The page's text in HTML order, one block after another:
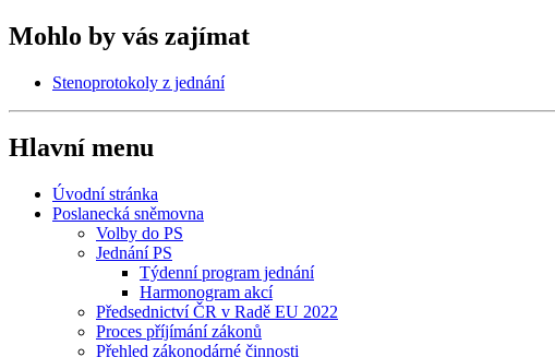
Mohlo by vás zajímat
Stenoprotokoly z jednání
Hlavní menu
Úvodní stránka
Poslanecká sněmovna
Volby do PS
Jednání PS
Týdenní program jednání
Harmonogram akcí
Předsednictví ČR v Radě EU 2022
Proces příjímání zákonů
Přehled zákonodárné činnosti